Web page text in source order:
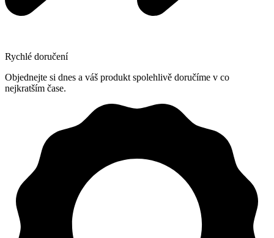
Rychlé doručení
Objednejte si dnes a váš produkt spolehlivě doručíme v co
nejkratším čase.